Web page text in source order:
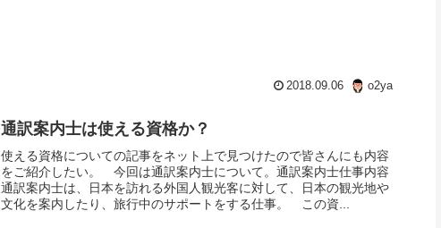
2018.09.06 o2ya
通訳案内士は使える資格か？
使える資格についての記事をネット上で見つけたので皆さんにも内容
をご紹介したい。 今回は通訳案内士について。通訳案内士仕事内容
通訳案内士は、日本を訪れる外国人観光客に対して、日本の観光地や
文化を案内したり、旅行中のサポートをする仕事。 この資...